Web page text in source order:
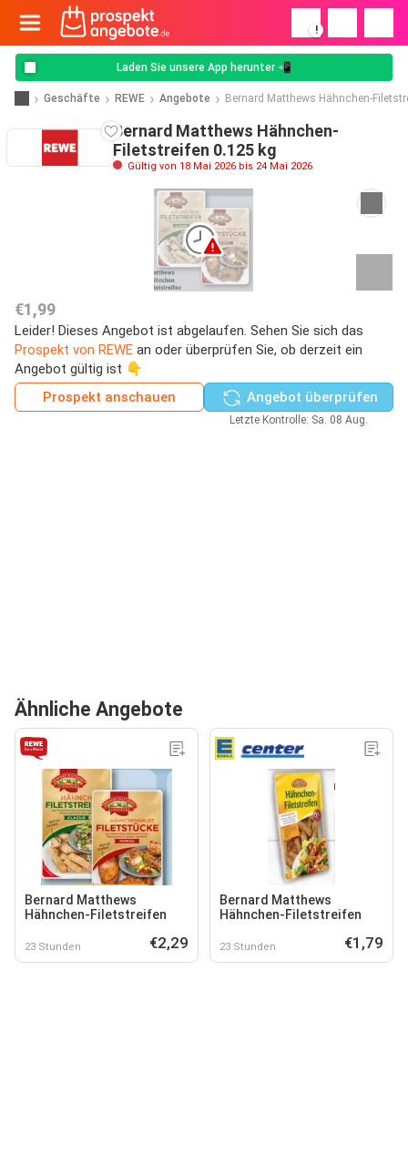
!
Laden Sie unsere App herunter 📲
Geschäfte REWE Angebote Bernard Matthews Hähnchen-
Bernard Matthews Hähnchen-
Filetstreifen 0.125 kg
Gültig von 18 Mai 2026 bis 24 Mai 2026
€1,99
Leider! Dieses Angebot ist abgelaufen. Sehen Sie sich das
Prospekt von REWE an oder überprüfen Sie, ob derzeit ein
Angebot gültig ist 👇
Prospekt anschauen
Angebot überprüfen
Letzte Kontrolle: Sa. 08 Aug.
Ähnliche Angebote
Bernard Matthews
Hähnchen-Filetstreifen
23 Stunden €2,29
Bernard Matthews
Hähnchen-Filetstreifen
23 Stunden €1,79